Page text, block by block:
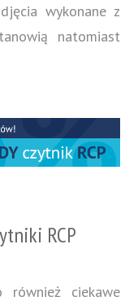
wykonane z
natomiast
RCP
również ciekawe